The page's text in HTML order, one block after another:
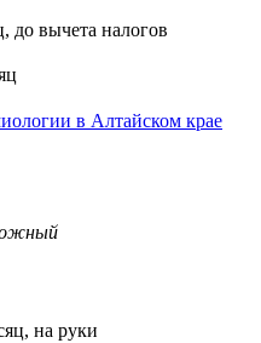
до вычета налогов
в Алтайском крае
на руки